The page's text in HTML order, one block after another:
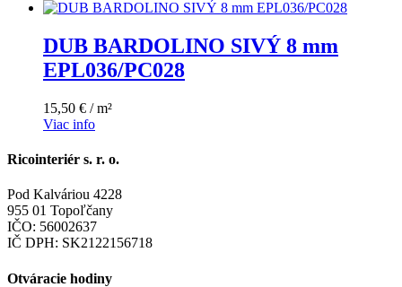
DUB BARDOLINO SIVÝ 8 mm
EPL036/PC028
15,50 € / m²
Viac info
Ricointeriér s. r. o.
Pod Kalváriou 4228
955 01 Topoľčany
IČO: 56002637
IČ DPH: SK2122156718
Otváracie hodiny